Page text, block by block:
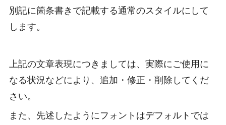
別記に箇条書きで記載する通常のスタイルにして
します。
上記の文章表現につきましては、実際にご使用に
なる状況などにより、追加・修正・削除してくだ
さい。
また、先述したようにフォントはデフォルトでは